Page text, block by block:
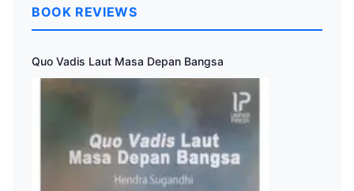
BOOK REVIEWS
Quo Vadis Laut Masa Depan Bangsa